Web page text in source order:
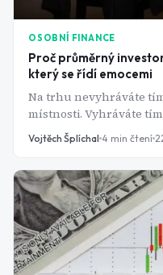
OSOBNÍ FINANCE
Proč průměrný
který se řídí emocemi
Na trhu nevyhráváte
místnosti. Vyhráváte
data to potvrzují rok za
Vojtěch Šplíchal 4 min čtení